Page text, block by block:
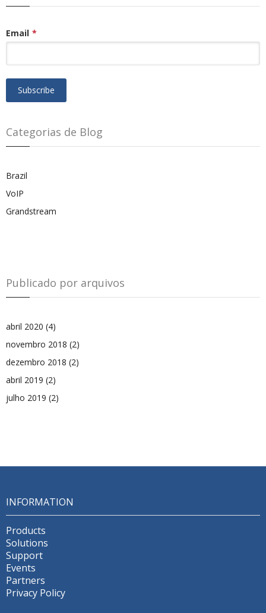
Email *
Categorias de Blog
Brazil
VoIP
Grandstream
Publicado por arquivos
abril 2020 (4)
novembro 2018 (2)
dezembro 2018 (2)
abril 2019 (2)
julho 2019 (2)
INFORMATION
Products
Solutions
Support
Events
Partners
Privacy Policy